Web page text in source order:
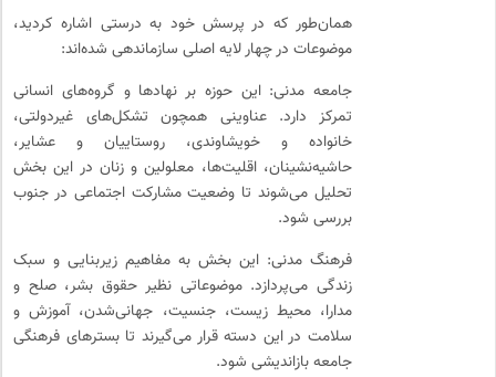
همان‌طور که در پرسش خود به درستی اشاره کردید،
موضوعات در چهار لایه اصلی سازماندهی شده‌اند:
جامعه مدنی: این حوزه بر نهادها و گروه‌های انسانی
تمرکز دارد. عناوینی همچون تشکل‌های غیردولتی،
خانواده و خویشاوندی، روستاییان و عشایر،
حاشیه‌نشینان، اقلیت‌ها، معلولین و زنان در این بخش
تحلیل می‌شوند تا وضعیت مشارکت اجتماعی در جنوب
بررسی شود.
فرهنگ مدنی: این بخش به مفاهیم زیربنایی و سبک
زندگی می‌پردازد. موضوعاتی نظیر حقوق بشر، صلح و
مدارا، محیط زیست، جنسیت، جهانی‌شدن، آموزش و
سلامت در این دسته قرار می‌گیرند تا بسترهای فرهنگی
جامعه بازاندیشی شود.